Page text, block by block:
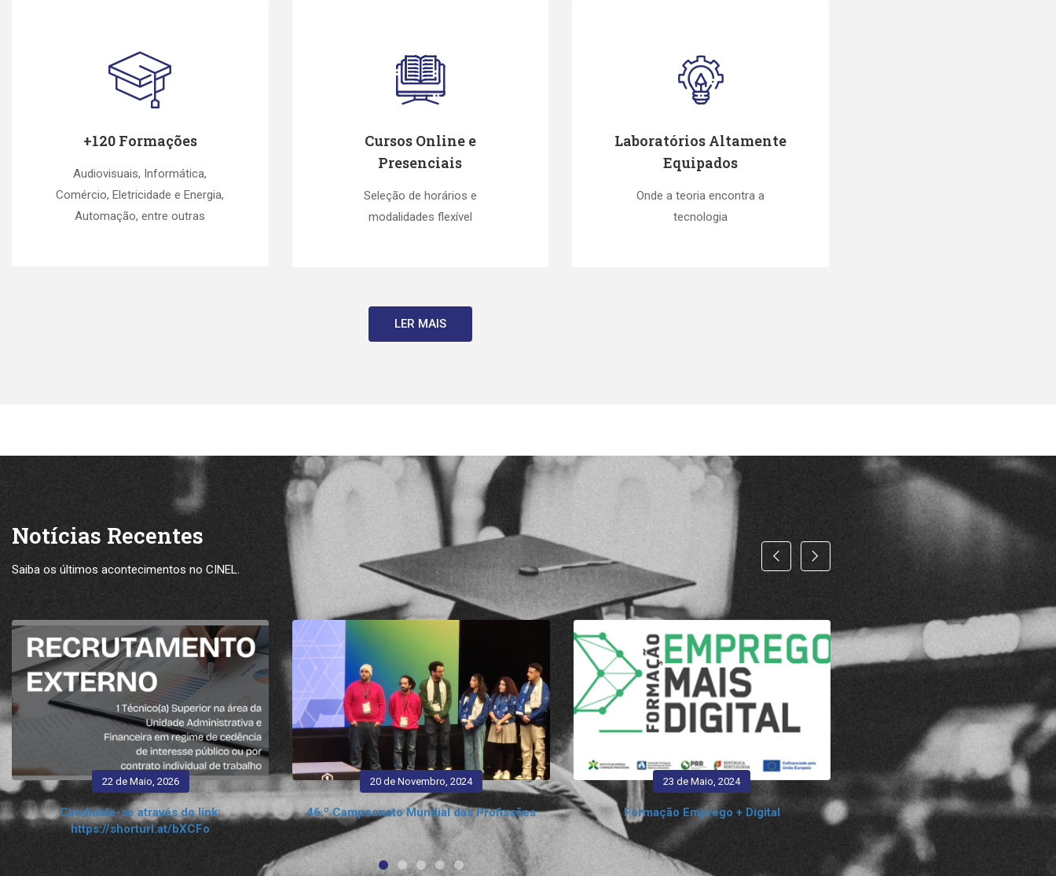
+120 Formações
Audiovisuais, Informática,
Comércio, Eletricidade e Energia,
Automação, entre outras
Cursos Online e
Presenciais
Seleção de horários e
modalidades flexível
Laboratórios Altamente
Equipados
Onde a teoria encontra a
tecnologia
LER MAIS
Notícias Recentes
Saiba os últimos acontecimentos no CINEL.
22 de Maio, 2026
Candidate-se através do link:
https://shorturl.at/bXCFo
20 de Novembro, 2024
46.º Campeonato Mundial das Profissões
23 de Maio, 2024
Formação Emprego + Digital
13 de Maio, 2024
Employer Pitch – O Palco às